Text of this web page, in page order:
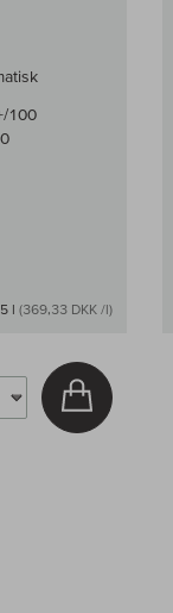
100
l (369,33 DKK /l)
Læg i kurv